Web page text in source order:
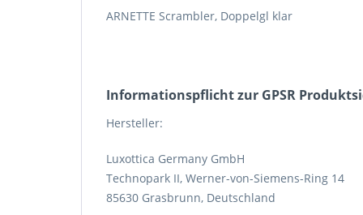
ARNETTE Scrambler, Doppelgl klar
Informations­pflicht zur GPSR
Hersteller:
Luxottica Germany GmbH
Technopark II, Werner-von-Siemens-Ring 14
85630 Grasbrunn, Deutschland